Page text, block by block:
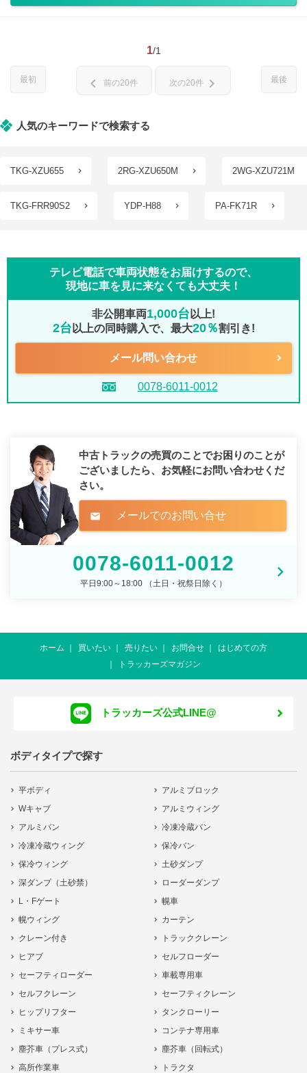
1/1
最初 最後
chevron_left 前の20件 次の20件 chevron_right
人気のキーワードで検索する
TKG-XZU655 2RG-XZU650M 2WG-XZU721M
TKG-FRR90S2 YDP-H88 PA-FK71R
テレビ電話で車両状態をお届けするので、
現地に車を見に来なくても大丈夫！
非公開車両1,000台 以上!
2台 以上の同時購入で、最大20％割引き!
メール問い合わせ
0078-6011-0012
中古トラックの売買のことでお困りのことが
ございましたら、 お気軽にお問い合わせくだ
さい。
mail メールでのお問い合せ
0078-6011-0012
平日9:00～18:00 （土日・祝祭日除く）
ホーム 買いたい 売りたい お問合せ
はじめての方
トラッカーズマガジン
トラッカーズ公式LINE@
ボディタイプで探す
平ボディ
アルミブロック
Wキャブ
アルミウィング
アルミバン
冷凍冷蔵バン
冷凍冷蔵ウィング
保冷バン
保冷ウィング
土砂ダンプ
深ダンプ（土砂禁）
ローダーダンプ
L・Fゲート
幌車
幌ウィング
カーテン
クレーン付き
トラッククレーン
ヒアブ
セルフローダー
セーフティローダー
車載専用車
セルフクレーン
セーフティクレーン
ヒップリフター
タンクローリー
ミキサー車
コンテナ専用車
塵芥車（プレス式）
塵芥車（回転式）
高所作業車
トラクタ